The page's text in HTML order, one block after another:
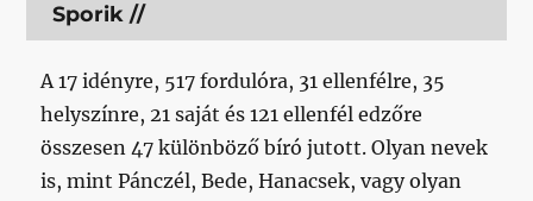
Sporik //
A 17 idényre, 517 fordulóra, 31 ellenfélre, 35
helyszínre, 21 saját és 121 ellenfél edzőre
összesen 47 különböző bíró jutott. Olyan nevek
is, mint Pánczél, Bede, Hanacsek, vagy olyan